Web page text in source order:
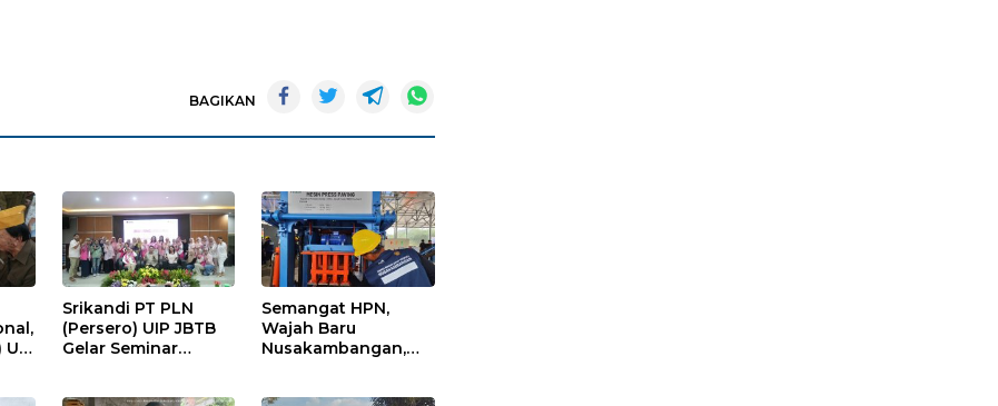
BAGIKAN
UIP
Srikandi PT PLN
(Persero) UIP JBTB
Gelar Seminar
Semangat HPN,
Wajah Baru
Nusakambangan,